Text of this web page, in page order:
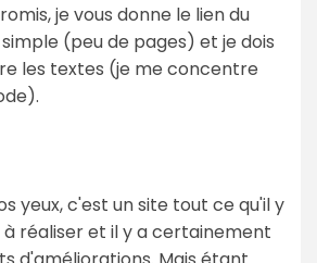
je vous donne le lien du
(peu de pages) et je dois
les textes (je me concentre
yeux, c'est un site tout ce qu'il y
à réaliser et il y a certainement